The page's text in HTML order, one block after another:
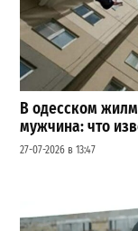
В одесском
мужчина: что
27-07-2026 в 13:47
Шезлонги,